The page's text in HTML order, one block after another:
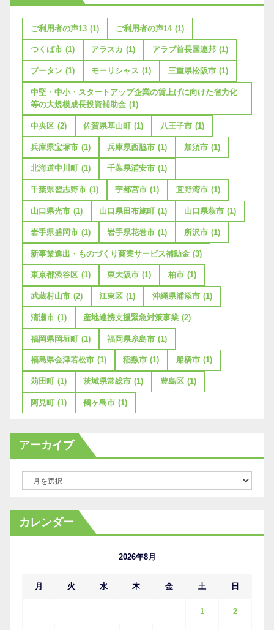
ご利用者の声13 (1) ご利用者の声14 (1)
つくば市 (1) アラスカ (1) アラブ首長国連邦 (1)
ブータン (1) モーリシャス (1) 三重県松阪市 (1)
中堅・中小・スタートアップ企業の賃上げに向けた省力化
等の大規模成長投資補助金 (1)
中央区 (2) 佐賀県基山町 (1) 八王子市 (1)
兵庫県宝塚市 (1) 兵庫県西脇市 (1) 加須市 (1)
北海道中川町 (1) 千葉県浦安市 (1)
千葉県習志野市 (1) 宇都宮市 (1) 宜野湾市 (1)
山口県光市 (1) 山口県田布施町 (1) 山口県萩市 (1)
岩手県盛岡市 (1) 岩手県花巻市 (1) 所沢市 (1)
新事業進出・ものづくり商業サービス補助金 (3)
東京都渋谷区 (1) 東大阪市 (1) 柏市 (1)
武蔵村山市 (2) 江東区 (1) 沖縄県浦添市 (1)
清瀬市 (1) 産地連携支援緊急対策事業 (2)
福岡県岡垣町 (1) 福岡県糸島市 (1)
福島県会津若松市 (1) 稲敷市 (1) 船橋市 (1)
苅田町 (1) 茨城県常総市 (1) 豊島区 (1)
阿見町 (1) 鶴ヶ島市 (1)
アーカイブ
カ
イ
カレンダー
2026年8月
月 火 水 木 金 土 日
1 2